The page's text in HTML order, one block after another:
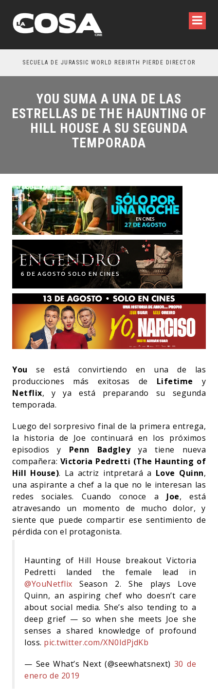
SECUELA DE JURASSIC WORLD REBIRTH PIERDE DIRECTOR
YOU SUMA A UNA DE LAS
ESTRELLAS DE THE HAUNTING OF
HILL HOUSE A SU SEGUNDA
TEMPORADA
You se está convirtiendo en una de las
producciones más exitosas de Lifetime y
Netflix, y ya está preparando su segunda
temporada.
Luego del sorpresivo final de la primera entrega,
la historia de Joe continuará en los próximos
episodios y Penn Badgleyya tiene nueva
compañera: Victoria Pedretti (The Haunting of
Hill House). La actriz intpretará a Love Quinn,
una aspirante a chef a la que no le interesan las
redes sociales. Cuando conoce a Joe, está
atravesando un momento de mucho dolor, y
siente que puede compartir ese sentimiento de
pérdida con el protagonista.
Haunting of Hill House breakout Victoria
Pedretti landed the female lead in
@YouNetflix Season 2. She plays Love
Quinn, an aspiring chef who doesn’t care
about social media. She’s also tending to a
deep grief — so when she meets Joe she
senses a shared knowledge of profound
loss. pic.twitter.com/XN0IdPjdKb
— See What’s Next (@seewhatsnext) 30 de
enero de 2019